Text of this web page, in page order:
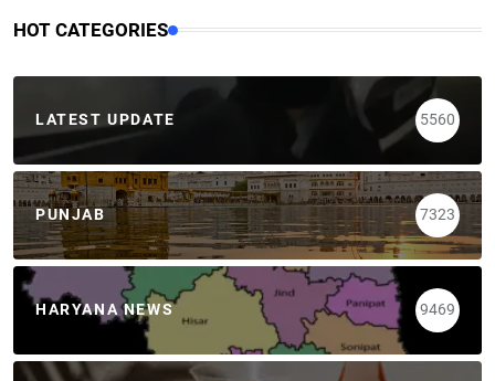
HOT CATEGORIES
LATEST UPDATE 5560
PUNJAB 7323
HARYANA NEWS 9469